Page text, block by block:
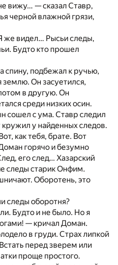
вижу… — сказал Ставр,
черной влажной грязи,
же видел… Рысьи следы,
Будто кто прошел
спину, подбежал к ручью,
землю. Он засуетился,
в другую. Он
среди низких осин.
сошел с ума. Ставр следил
у найденных следов.
как тебя, брате. Вот
горячо и безумно
его след… Хазарский
следы старик Онфим.
Оборотень, это
следы оборотня?
Будто и не было. Но я
— кричал Доман.
в груди. Страх липкой
перед зверем или
проще простого.